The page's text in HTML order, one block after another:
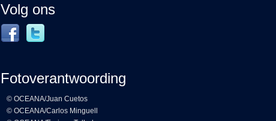
Volg ons
Fotoverantwoording
© OCEANA/Juan Cuetos
© OCEANA/Carlos Minguell